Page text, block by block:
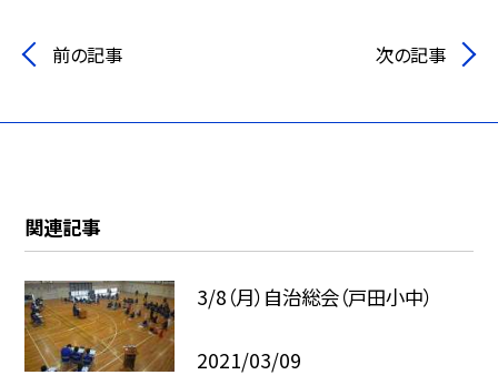
前の記事 次の記事
関連記事
3/8（月）自治総会（戸田小中）
2021/03/09